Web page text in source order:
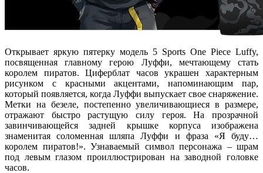
Открывает яркую пятерку модель 5 Sports One Piece Luffy,
посвященная главному герою Луффи, мечтающему стать
королем пиратов. Циферблат часов украшен характерным
рисунком с красными акцентами, напоминающим пар,
который появляется, когда Луффи выпускает свое снаряжение.
Метки на безеле, постепенно увеличивающиеся в размере,
отражают быстро растущую силу героя. На прозрачной
завинчивающейся задней крышке корпуса изображена
знаменитая соломенная шляпа Луффи и фраза «Я буду…
королем пиратов!». Узнаваемый символ персонажа – шрам
под левым глазом проиллюстрирован на заводной головке
часов.